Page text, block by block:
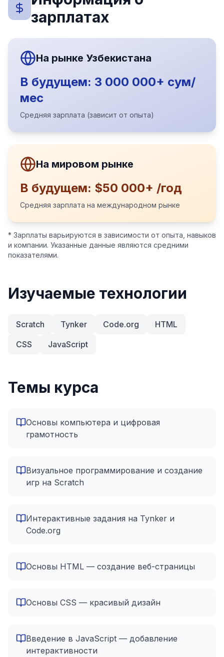
зарплатах
На рынке Узбекистана
В будущем: 3 000 000+ сум/
мес
Средняя зарплата (зависит от опыта)
На мировом рынке
В будущем: $50 000+ /год
Средняя зарплата на международном рынке
* Зарплаты варьируются в зависимости от опыта, навыков
и компании. Указанные данные являются средними
показателями.
Изучаемые технологии
Scratch Tynker Code.org
HTML
CSS
JavaScript
Темы курса
Основы компьютера и цифровая
грамотность
Визуальное программирование и создание
игр на Scratch
Интерактивные задания на Tynker и
Code.org
Основы HTML — создание веб-страницы
Основы CSS — красивый дизайн
Введение в JavaScript — добавление
интерактивности